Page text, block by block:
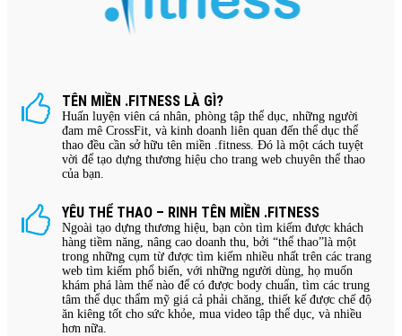
TÊN MIỀN .FITNESS LÀ GÌ?
Huấn luyện viên cá nhân, phòng tập thể dục, những người
đam mê CrossFit, và kinh doanh liên quan đến thể dục thể
thao đều cần sở hữu tên miền .fitness. Đó là một cách tuyệt
vời để tạo dựng thương hiệu cho trang web chuyên thể thao
của bạn.
YÊU THỂ THAO – RINH TÊN MIỀN .FITNESS
Ngoài tạo dựng thương hiệu, bạn còn tìm kiếm được khách
hàng tiềm năng, nâng cao doanh thu, bởi “thể thao”là một
trong những cụm từ được tìm kiếm nhiều nhất trên các trang
web tìm kiếm phổ biến, với những người dùng, họ muốn
khám phá làm thế nào để có được body chuẩn, tìm các trung
tâm thể dục thẩm mỹ giá cả phải chăng, thiết kế được chế độ
ăn kiêng tốt cho sức khỏe, mua video tập thể dục, và nhiều
hơn nữa.